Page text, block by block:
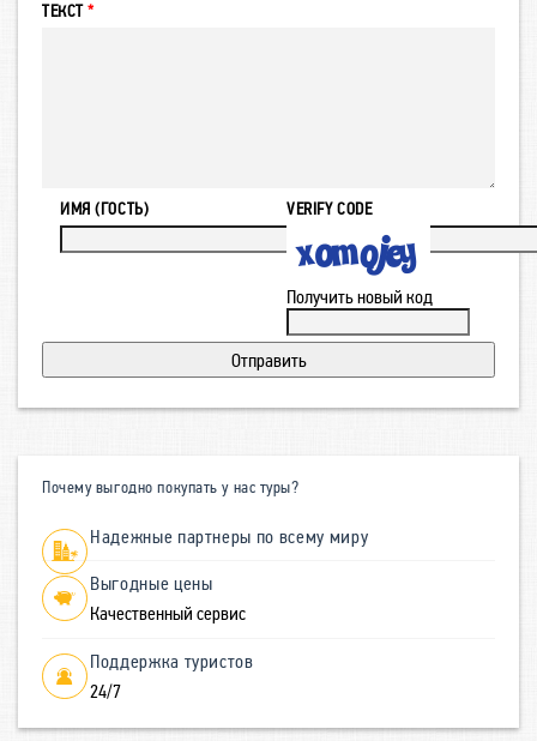
ТЕКСТ*
ИМЯ (ГОСТЬ) VERIFY CODE
Получить новый код
Почему выгодно покупать у нас туры?
Надежные партнеры по всему миру
Выгодные цены
Качественный сервис
Поддержка туристов
24/7